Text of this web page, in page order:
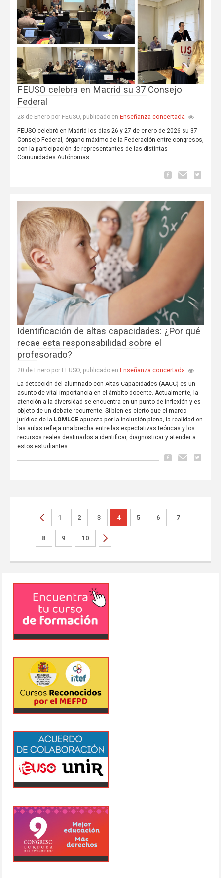
FEUSO celebra en Madrid su 37 Consejo
Federal
28 de Enero por FEUSO, publicado en Enseñanza concertada
FEUSO celebró en Madrid los días 26 y 27 de enero de 2026 su 37
Consejo Federal, órgano máximo de la Federación entre congresos,
con la participación de representantes de las distintas
Comunidades Autónomas.
Identificación de altas capacidades: ¿Por qué
recae esta responsabilidad sobre el
profesorado?
20 de Enero por FEUSO, publicado en Enseñanza concertada
La detección del alumnado con Altas Capacidades (AACC) es un
asunto de vital importancia en el ámbito docente. Actualmente, la
atención a la diversidad se encuentra en un punto de inflexión y es
objeto de un debate recurrente. Si bien es cierto que el marco
jurídico de la LOMLOEapuesta por la inclusión plena, la realidad en
las aulas refleja una brecha entre las expectativas teóricas y los
recursos reales destinados a identificar, diagnosticar y atender a
estos estudiantes.
1 2 3 4 5 6 7
8 9 10